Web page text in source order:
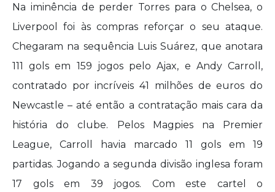
Na iminência de perder Torres para o Chelsea, o
Liverpool foi às compras reforçar o seu ataque.
Chegaram na sequência Luis Suárez, que anotara
111 gols em 159 jogos pelo Ajax, e Andy Carroll,
contratado por incríveis 41 milhões de euros do
Newcastle – até então a contratação mais cara da
história do clube. Pelos Magpies na Premier
League, Carroll havia marcado 11 gols em 19
partidas. Jogando a segunda divisão inglesa foram
17 gols em 39 jogos. Com este cartel o